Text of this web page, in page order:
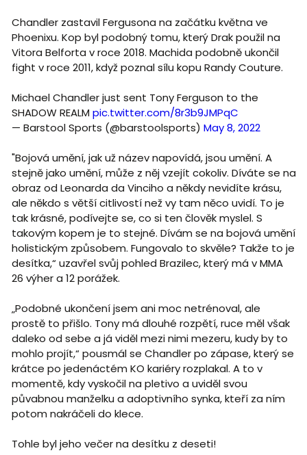
Chandler zastavil Fergusona na začátku května ve
Phoenixu. Kop byl podobný tomu, který Drak použil na
Vitora Belforta v roce 2018. Machida podobně ukončil
fight v roce 2011, když poznal sílu kopu Randy Couture.
Michael Chandler just sent Tony Ferguson to the
SHADOW REALM pic.twitter.com/8r3b9JMPqC
— Barstool Sports (@barstoolsports) May 8, 2022
"Bojová umění, jak už název napovídá, jsou umění. A
stejně jako umění, může z něj vzejít cokoliv. Díváte se na
obraz od Leonarda da Vinciho a někdy nevidíte krásu,
ale někdo s větší citlivostí než vy tam něco uvidí. To je
tak krásné, podívejte se, co si ten člověk myslel. S
takovým kopem je to stejné. Dívám se na bojová umění
holistickým způsobem. Fungovalo to skvěle? Takže to je
desítka,“ uzavřel svůj pohled Brazilec, který má v MMA
26 výher a 12 porážek.
„Podobné ukončení jsem ani moc netrénoval, ale
prostě to přišlo. Tony má dlouhé rozpětí, ruce měl však
daleko od sebe a já viděl mezi nimi mezeru, kudy by to
mohlo projít,“ pousmál se Chandler po zápase, který se
krátce po jedenáctém KO kariéry rozplakal. A to v
momentě, kdy vyskočil na pletivo a uviděl svou
půvabnou manželku a adoptivního synka, kteří za ním
potom nakráčeli do klece.
Tohle byl jeho večer na desítku z deseti!